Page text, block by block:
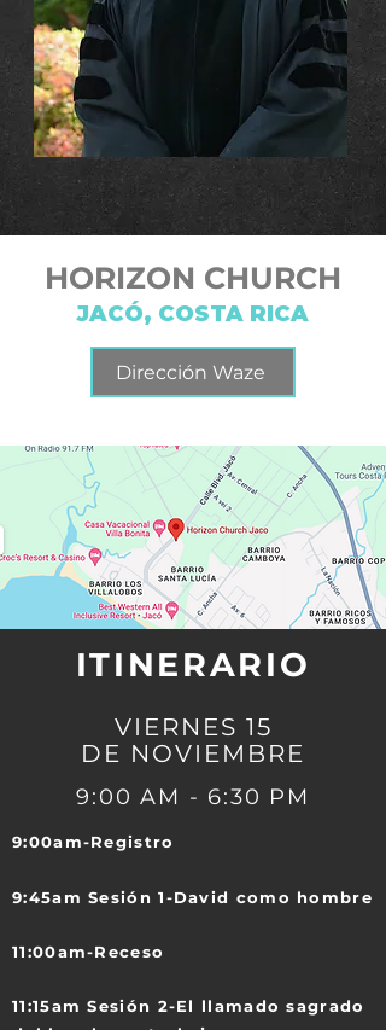
HORIZON CHURCH
JACÓ, COSTA RICA
Dirección Waze
ITINERARIO
VIERNES 15
DE NOVIEMBRE
9:00 AM - 6:30 PM
9:00am-Registro
9:45am Sesión 1-David como hombre
11:00am-Receso
11:15am Sesión 2-El llamado sagrado